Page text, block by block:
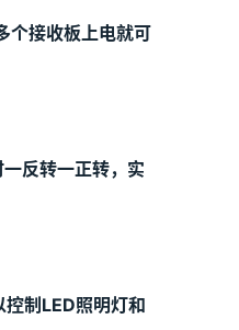
个接收板上电就可
反转一正转，实
控制LED照明灯和